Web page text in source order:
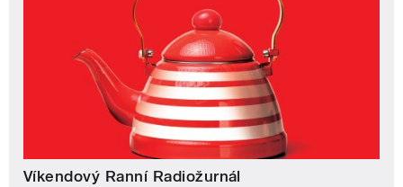
Víkendový Ranní Radiožurnál